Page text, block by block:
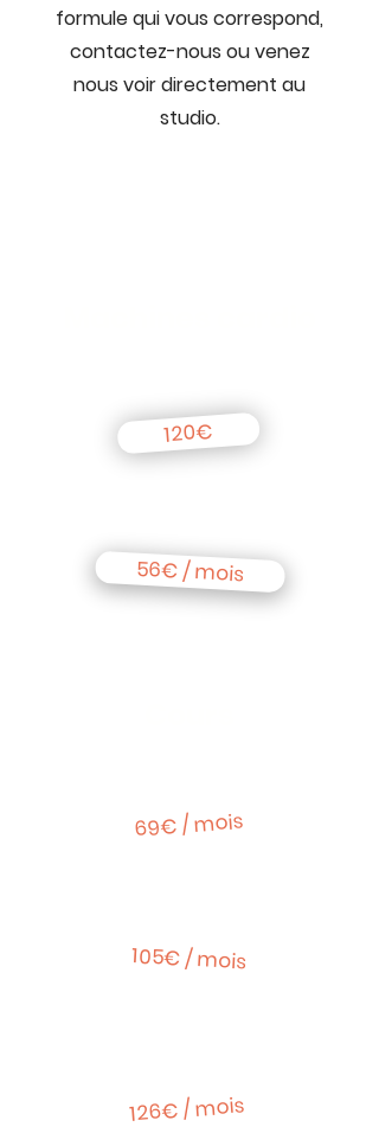
formule qui vous correspond,
contactez-nous ou venez
nous voir directement au
studio.
120€
56€ / mois
69€ / mois
105€ / mois
126€ / mois